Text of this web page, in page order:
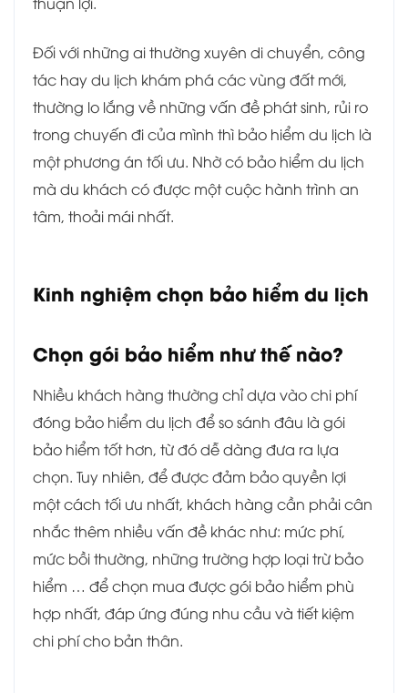
Đối với những ai thường xuyên di chuyển, công
tác hay du lịch khám phá các vùng đất mới,
thường lo lắng về những vấn đề phát sinh, rủi ro
trong chuyến đi của mình thì bảo hiểm du lịch là
một phương án tối ưu. Nhờ có bảo hiểm du lịch
mà du khách có được một cuộc hành trình an
tâm, thoải mái nhất.
Kinh nghiệm chọn bảo hiểm du lịch
Chọn gói bảo hiểm như thế nào?
Nhiều khách hàng thường chỉ dựa vào chi phí
đóng bảo hiểm du lịch để so sánh đâu là gói
bảo hiểm tốt hơn, từ đó dễ dàng đưa ra lựa
chọn. Tuy nhiên, để được đảm bảo quyền lợi
một cách tối ưu nhất, khách hàng cần phải cân
nhắc thêm nhiều vấn đề khác như: mức phí,
mức bồi thường, những trường hợp loại trừ bảo
hiểm … để chọn mua được gói bảo hiểm phù
hợp nhất, đáp ứng đúng nhu cầu và tiết kiệm
chi phí cho bản thân.